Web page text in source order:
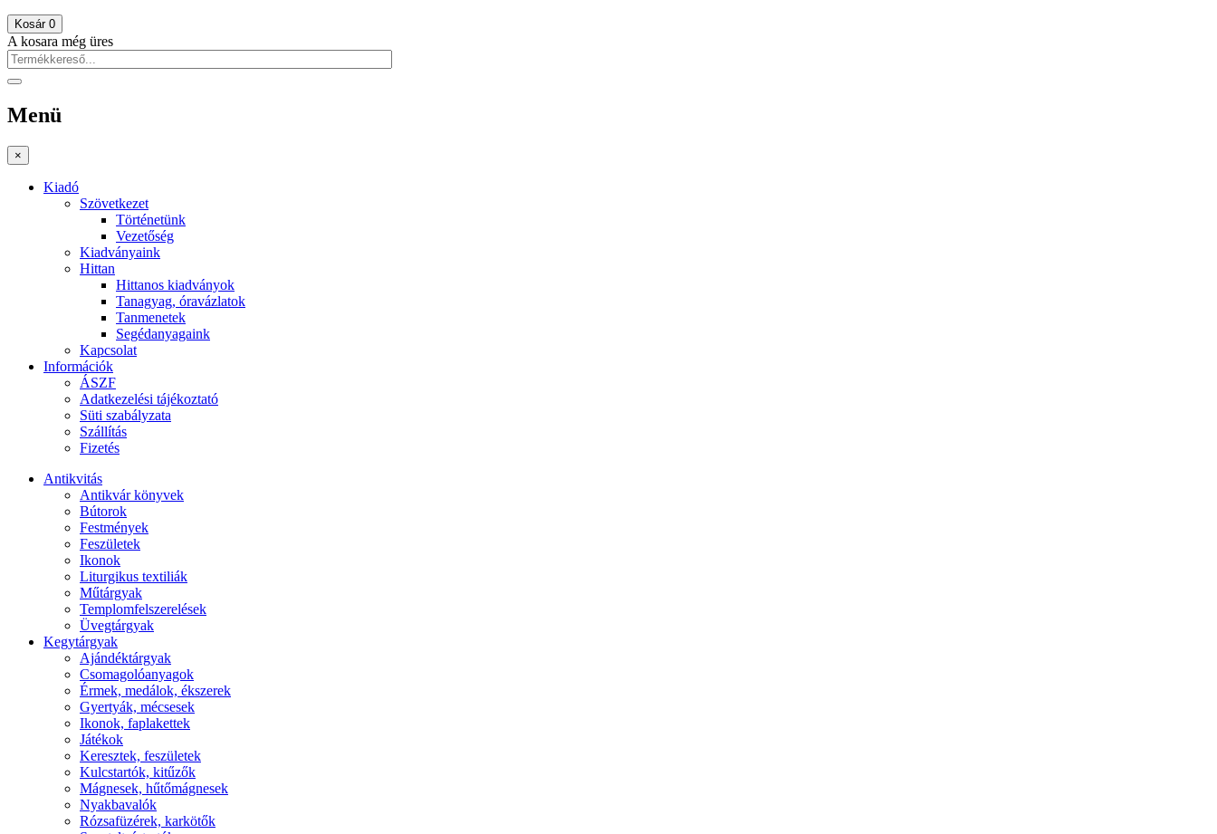
Kosár 0
A kosara még üres
Menü
×
Kiadó
Szövetkezet
Történetünk
Vezetőség
Kiadványaink
Hittan
Hittanos kiadványok
Tanagyag, óravázlatok
Tanmenetek
Segédanyagaink
Kapcsolat
Információk
ÁSZF
Adatkezelési tájékoztató
Süti szabályzata
Szállítás
Fizetés
Antikvitás
Antikvár könyvek
Bútorok
Festmények
Feszületek
Ikonok
Liturgikus textiliák
Műtárgyak
Templomfelszerelések
Üvegtárgyak
Kegytárgyak
Ajándéktárgyak
Csomagolóanyagok
Érmek, medálok, ékszerek
Gyertyák, mécsesek
Ikonok, faplakettek
Játékok
Keresztek, feszületek
Kulcstartók, kitűzők
Mágnesek, hűtőmágnesek
Nyakbavalók
Rózsafüzérek, karkötők